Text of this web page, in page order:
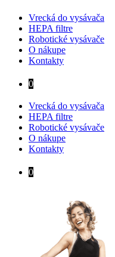
Vrecká do vysávača
HEPA filtre
Robotické vysávače
O nákupe
Kontakty
0
Vrecká do vysávača
HEPA filtre
Robotické vysávače
O nákupe
Kontakty
0